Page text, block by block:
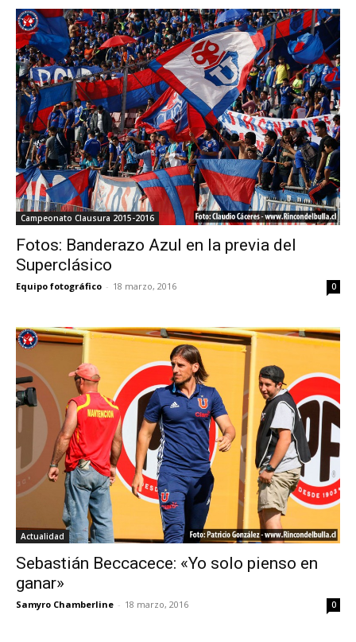
Campeonato Clausura 2015-2016
Fotos: Banderazo Azul en la previa del
Superclásico
Equipo fotográfico - 18 marzo, 2016 0
Actualidad
Sebastián Beccacece: «Yo solo pienso en
ganar»
Samyro Chamberline - 18 marzo, 2016 0